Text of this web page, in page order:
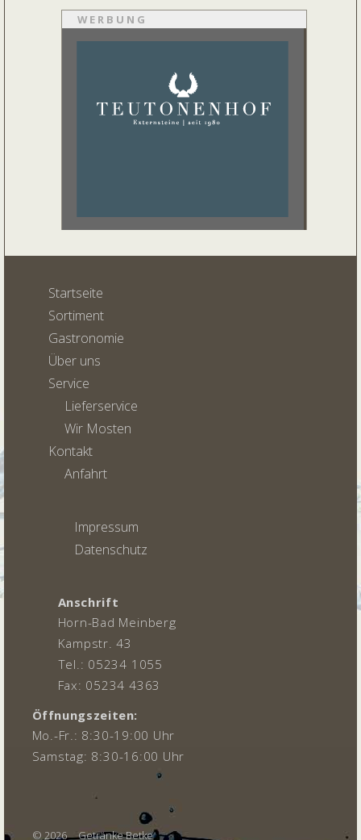
WERBUNG
Startseite
Sortiment
Gastronomie
Über uns
Service
Lieferservice
Wir Mosten
Kontakt
Anfahrt
Impressum
Datenschutz
Anschrift
Horn-Bad Meinberg
Kampstr. 43
Tel.: 05234 1055
Fax: 05234 4363
Öffnungszeiten:
Mo.-Fr.: 8:30-19:00 Uhr
Samstag: 8:30-16:00 Uhr
© 2026 Getränke Betke